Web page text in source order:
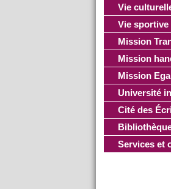
Vie
Vie sportive
Mission
Mission
Mission
Université
Cité des
Services et